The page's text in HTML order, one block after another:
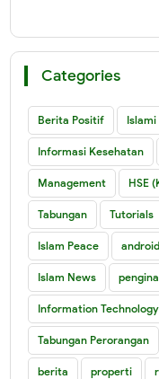
Categories
Berita Positif Islami
Informasi Kesehatan
Management HSE
Tabungan Tutorials
Islam Peace android
Islam News
Information Technology
Tabungan Perorangan
berita properti